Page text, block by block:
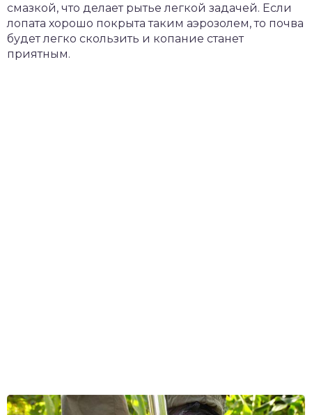
смазкой, что делает рытье легкой задачей. Если
лопата хорошо покрыта таким аэрозолем, то почва
будет легко скользить и копание станет
приятным.